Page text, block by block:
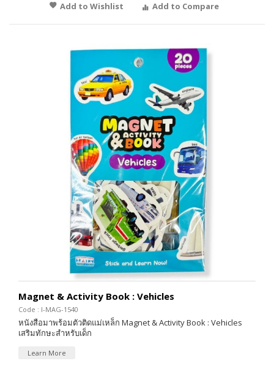
Add to Wishlist
Add to Compare
Magnet & Activity Book : Vehicles
Code : I-MAG-1540
หนังสือมาพร้อมตัวติดแม่เหล็ก Magnet & Activity Book : Vehicles
เสริมทักษะสำหรับเด็ก
Learn More